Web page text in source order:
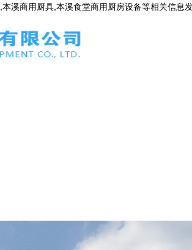
,本溪商用厨具,本溪食堂商用厨房设备等相关信息